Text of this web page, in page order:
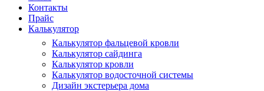
Контакты
Прайс
Калькулятор
Калькулятор фальцевой кровли
Калькулятор сайдинга
Калькулятор кровли
Калькулятор водосточной системы
Дизайн экстерьера дома